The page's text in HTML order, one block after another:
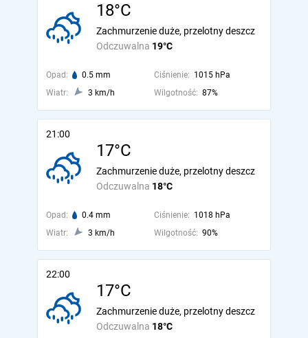
18°C
Odczuwalna 19°C
Zachmurzenie duże, przelotny deszcz
Opad: 0.5 mm Ciśnienie: 1015 hPa
Wiatr:
3 km/h Wilgotność: 87%
21:00
17°C
Odczuwalna 18°C
Zachmurzenie duże, przelotny deszcz
Opad: 0.4 mm Ciśnienie: 1018 hPa
Wiatr:
3 km/h Wilgotność: 90%
22:00
17°C
Odczuwalna 18°C
Zachmurzenie duże, przelotny deszcz